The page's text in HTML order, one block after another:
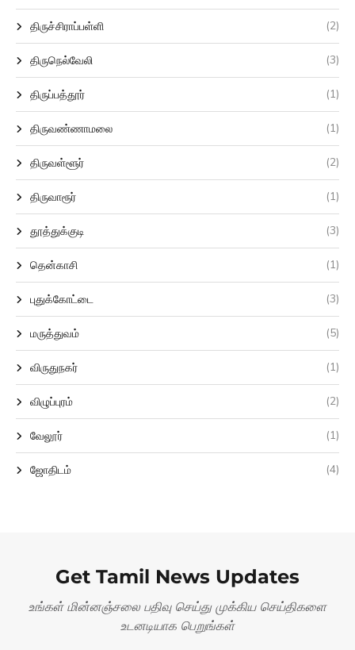
திருச்சிராப்பள்ளி (2)
திருநெல்வேலி (3)
திருப்பத்தூர் (1)
திருவண்ணாமலை (1)
திருவள்ளூர் (2)
திருவாரூர் (1)
தூத்துக்குடி (3)
தென்காசி (1)
புதுக்கோட்டை (3)
மருத்துவம் (5)
விருதுநகர் (1)
விழுப்புரம் (2)
வேலூர் (1)
ஜோதிடம் (4)
Get Tamil News Updates
உங்கள் மின்னஞ்சலை பதிவு செய்து முக்கிய செய்திகளை
உடனடியாக பெறுங்கள்